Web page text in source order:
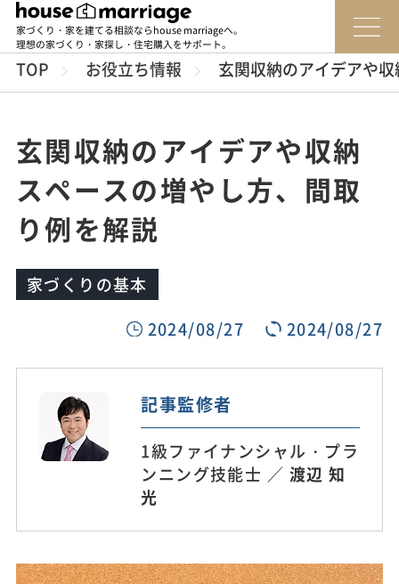
家づくり・家を建てる相談ならhouse marriageへ。
理想の家づくり・家探し・住宅購入をサポート。
TOP お役立ち情報 玄関収納のアイデアや
玄関収納のアイデアや収納
スペースの増やし方、間取
り例を解説
家づくりの基本
2024/08/27
2024/08/27
記事監修者
1級ファイナンシャル・プラ
ンニング技能士 ／ 渡辺 知
光